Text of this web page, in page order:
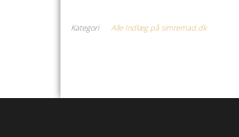
Kategori Alle Indlæg på simremad.dk